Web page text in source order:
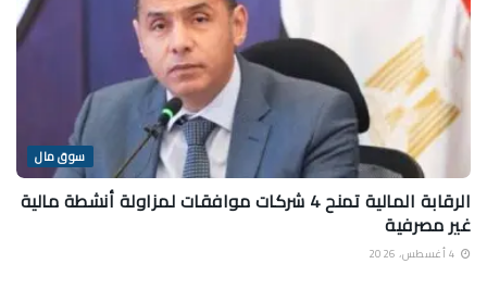
سوق مال
الرقابة المالية تمنح 4 شركات موافقات لمزاولة أنشطة مالية
غير مصرفية